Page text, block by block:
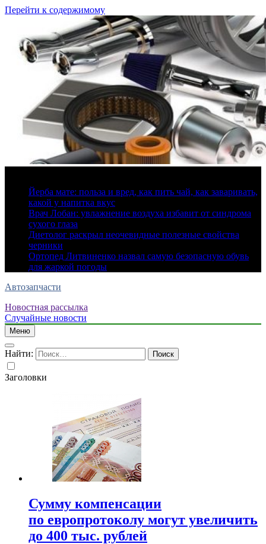
Перейти к содержимому
Йерба мате: польза и вред, как пить чай, как заваривать,
какой у напитка вкус
Врач Лобан: увлажнение воздуха избавит от синдрома
сухого глаза
Диетолог раскрыл неочевидные полезные свойства
черники
Ортопед Литвиненко назвал самую безопасную обувь
для жаркой погоды
Автозапчасти
Новостная рассылка
Случайные новости
Меню
Найти:
Заголовки
Сумму компенсации
по европротоколу могут увеличить
до 400 тыс. рублей